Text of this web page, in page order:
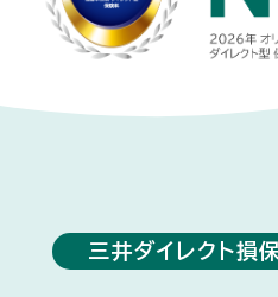
三井ダイレクト損